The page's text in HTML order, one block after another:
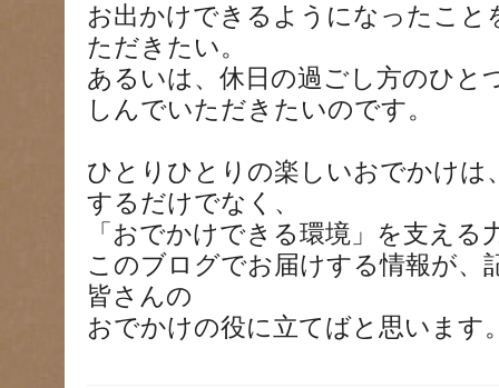
お出かけできるようになったこと
ただきたい。
あるいは、休日の過ごし方のひと
しんでいただきたいのです。
ひとりひとりの楽しいおでかけは
するだけでなく、
「おでかけできる環境」を支える
このブログでお届けする情報が、
皆さんの
おでかけの役に立てばと思います